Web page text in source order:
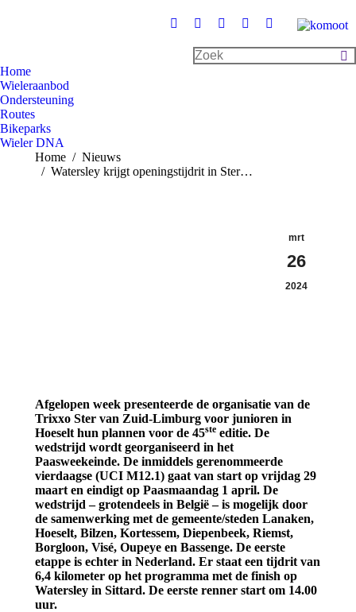
Facebook
page
opens
Instagram
page
opens
Linkedin
page
opens
X
page
opens
YouTube
page
opens
Search:
Home
Wieleraanbod
Ondersteuning
Routes
Bikeparks
Wieler DNA
Je bent hier:
Home
Nieuws
Watersley krijgt openingstijdrit in Ster…
mrt
26
2024
Afgelopen week presenteerde de organisatie van de
Trixxo Ster van Zuid-Limburg voor junioren in
Hoeselt hun plannen voor de 45ste editie. De
wedstrijd wordt georganiseerd in het
Paasweekeinde. De inmiddels gerenommeerde
vierdaagse (UCI M12.1) gaat van start op vrijdag 29
maart en eindigt op Paasmaandag 1 april. De
wedstrijd – grotendeels in België – is mogelijk door
de samenwerking met de gemeente/steden Lanaken,
Hoeselt, Bilzen, Kortessem, Diepenbeek, Riemst,
Borgloon, Visé, Oupeye en Bassenge. De eerste
etappe is echter in Nederland. Er staat een tijdrit van
6,4 kilometer op het programma met de finish op
Watersley in Sittard. De eerste renner start om 14.00
uur.